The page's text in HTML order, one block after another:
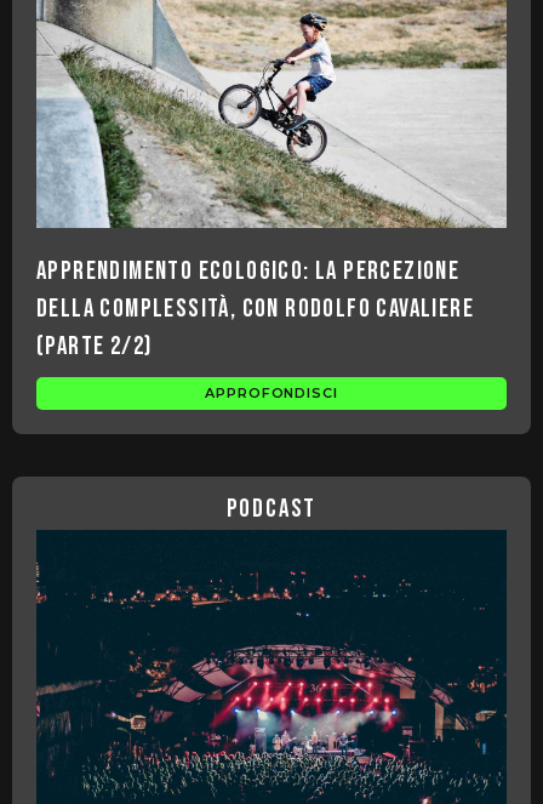
Apprendimento ecologico: la percezione
della complessità, con Rodolfo Cavaliere
(parte 2/2)
APPROFONDISCI
podcast